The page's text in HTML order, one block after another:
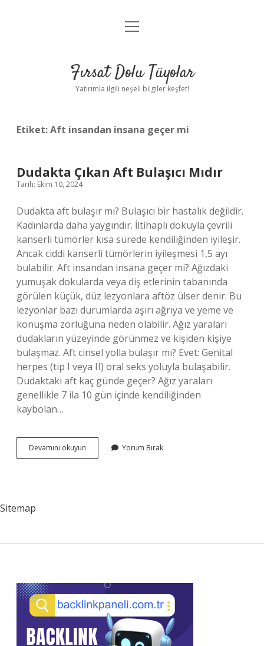
Gizlilik Politikası
Yasal Uyarı
menüyü
Fırsat Dolu Tüyolar
Yatırımla ilgili neşeli bilgiler keşfet!
Etiket:Aft insandan insana geçer mi
Dudakta Çıkan Aft Bulaşıcı Mıdır
Tarih: Ekim 10, 2024
Dudakta aft bulaşır mı? Bulaşıcı bir hastalık değildir.
Kadınlarda daha yaygındır. İltihaplı dokuyla çevrili
kanserli tümörler kısa sürede kendiliğinden iyileşir.
Ancak ciddi kanserli tümörlerin iyileşmesi 1,5 ayı
bulabilir. Aft insandan insana geçer mi? Ağızdaki
yumuşak dokularda veya diş etlerinin tabanında
görülen küçük, düz lezyonlara aftöz ülser denir. Bu
lezyonlar bazı durumlarda aşırı ağrıya ve yeme ve
konuşma zorluğuna neden olabilir. Ağız yaraları
dudakların yüzeyinde görünmez ve kişiden kişiye
bulaşmaz. Aft cinsel yolla bulaşır mı? Evet: Genital
herpes (tip I veya II) oral seks yoluyla bulaşabilir.
Dudaktaki aft kaç günde geçer? Ağız yaraları
genellikle 7 ila 10 gün içinde kendiliğinden
kaybolan…
Devamını okuyun Dudakta
Çıkan
Yorum Bırak
Sitemap
Sidebar